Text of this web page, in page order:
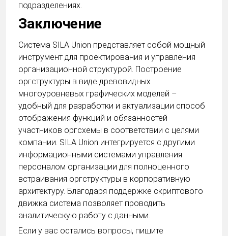
подразделениях.
Заключение
Система SILA Union представляет собой мощный
инструмент для проектирования и управления
организационной структурой. Построение
оргструктуры в виде древовидных
многоуровневых графических моделей –
удобный для разработки и актуализации способ
отображения функций и обязанностей
участников оргсхемы в соответствии с целями
компании. SILA Union интегрируется с другими
информационными системами управления
персоналом организации для полноценного
встраивания оргструктуры в корпоративную
архитектуру. Благодаря поддержке скриптового
движка система позволяет проводить
аналитическую работу с данными.
Если у вас остались вопросы, пишите